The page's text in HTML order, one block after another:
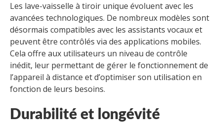
Les lave-vaisselle à tiroir unique évoluent avec les
avancées technologiques. De nombreux modèles sont
désormais compatibles avec les assistants vocaux et
peuvent être contrôlés via des applications mobiles.
Cela offre aux utilisateurs un niveau de contrôle
inédit, leur permettant de gérer le fonctionnement de
l’appareil à distance et d’optimiser son utilisation en
fonction de leurs besoins.
Durabilité et longévité